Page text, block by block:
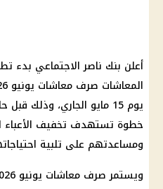
أعلن بنك ناصر الاجتماعي بدء
يوم 15 مايو الجاري، وذلك
خطوة تستهدف تخفيف الأعباء
ومساعدتهم على تلبية